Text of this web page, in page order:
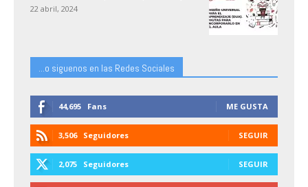
22 abril, 2024
...o siguenos en las Redes Sociales
44,695 Fans ME GUSTA
3,506 Seguidores SEGUIR
2,075 Seguidores SEGUIR